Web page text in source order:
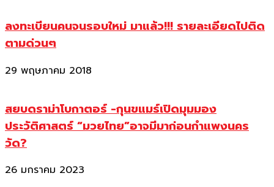
ลงทะเบียนคนจนรอบใหม่ มาแล้ว!!! รายละเอียดไปติด
ตามด่วนๆ
29 พฤษภาคม 2018
สยบดราม่าโบกาตอร์ -กุนขแมร์เปิดมุมมอง
ประวัติศาสตร์ “มวยไทย”อาจมีมาก่อนกำแพงนคร
วัด?
26 มกราคม 2023